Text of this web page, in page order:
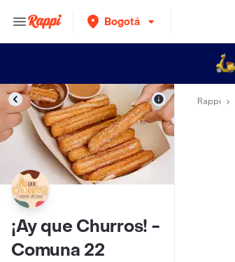
Bogotá
¡Ay que Churros! -
Comuna 22
Rappi